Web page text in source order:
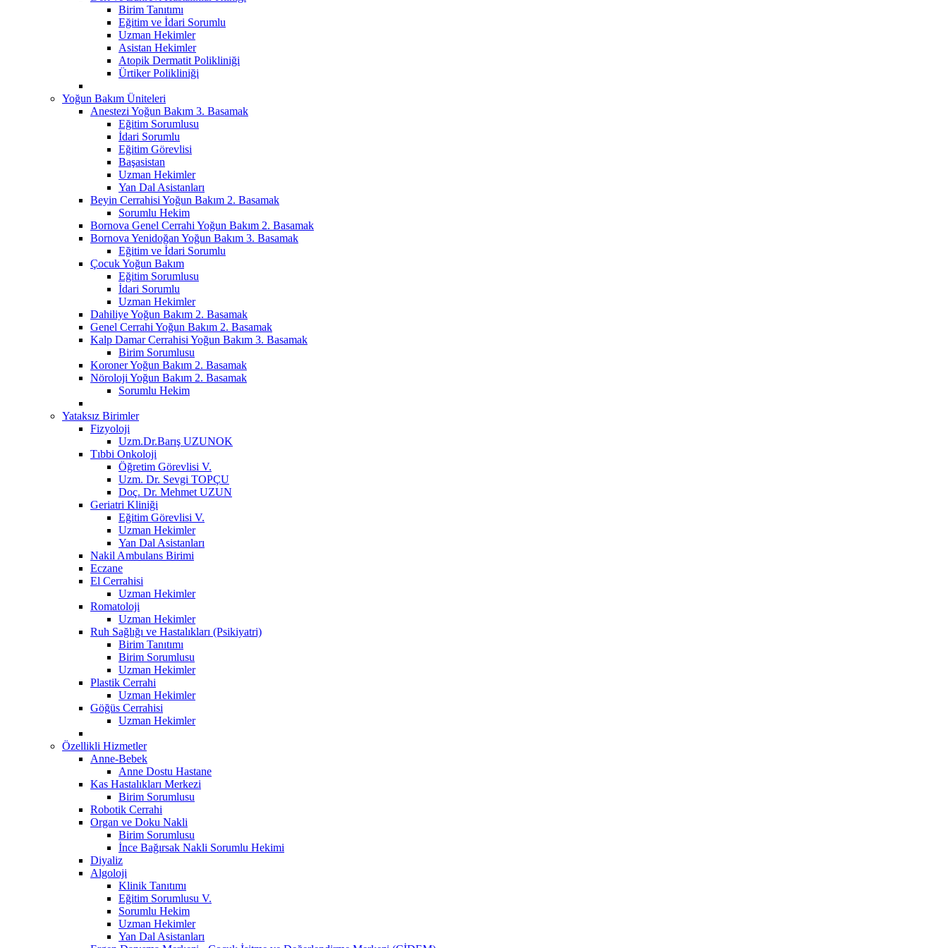
Birim Tanıtımı
Eğitim ve İdari Sorumlu
Uzman Hekimler
Asistan Hekimler
Atopik Dermatit Polikliniği
Ürtiker Polikliniği
Yoğun Bakım Üniteleri
Anestezi Yoğun Bakım 3. Basamak
Eğitim Sorumlusu
İdari Sorumlu
Eğitim Görevlisi
Başasistan
Uzman Hekimler
Yan Dal Asistanları
Beyin Cerrahisi Yoğun Bakım 2. Basamak
Sorumlu Hekim
Bornova Genel Cerrahi Yoğun Bakım 2. Basamak
Bornova Yenidoğan Yoğun Bakım 3. Basamak
Eğitim ve İdari Sorumlu
Çocuk Yoğun Bakım
Eğitim Sorumlusu
İdari Sorumlu
Uzman Hekimler
Dahiliye Yoğun Bakım 2. Basamak
Genel Cerrahi Yoğun Bakım 2. Basamak
Kalp Damar Cerrahisi Yoğun Bakım 3. Basamak
Birim Sorumlusu
Koroner Yoğun Bakım 2. Basamak
Nöroloji Yoğun Bakım 2. Basamak
Sorumlu Hekim
Yataksız Birimler
Fizyoloji
Uzm.Dr.Barış UZUNOK
Tıbbi Onkoloji
Öğretim Görevlisi V.
Uzm. Dr. Sevgi TOPÇU
Doç. Dr. Mehmet UZUN
Geriatri Kliniği
Eğitim Görevlisi V.
Uzman Hekimler
Yan Dal Asistanları
Nakil Ambulans Birimi
Eczane
El Cerrahisi
Uzman Hekimler
Romatoloji
Uzman Hekimler
Ruh Sağlığı ve Hastalıkları (Psikiyatri)
Birim Tanıtımı
Birim Sorumlusu
Uzman Hekimler
Plastik Cerrahi
Uzman Hekimler
Göğüs Cerrahisi
Uzman Hekimler
Özellikli Hizmetler
Anne-Bebek
Anne Dostu Hastane
Kas Hastalıkları Merkezi
Birim Sorumlusu
Robotik Cerrahi
Organ ve Doku Nakli
Birim Sorumlusu
İnce Bağırsak Nakli Sorumlu Hekimi
Diyaliz
Algoloji
Klinik Tanıtımı
Eğitim Sorumlusu V.
Sorumlu Hekim
Uzman Hekimler
Yan Dal Asistanları